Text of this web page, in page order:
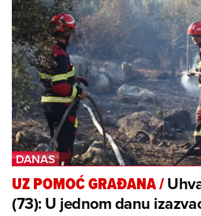
UZ POMOĆ GRAĐANA/
(73): U jednom danu